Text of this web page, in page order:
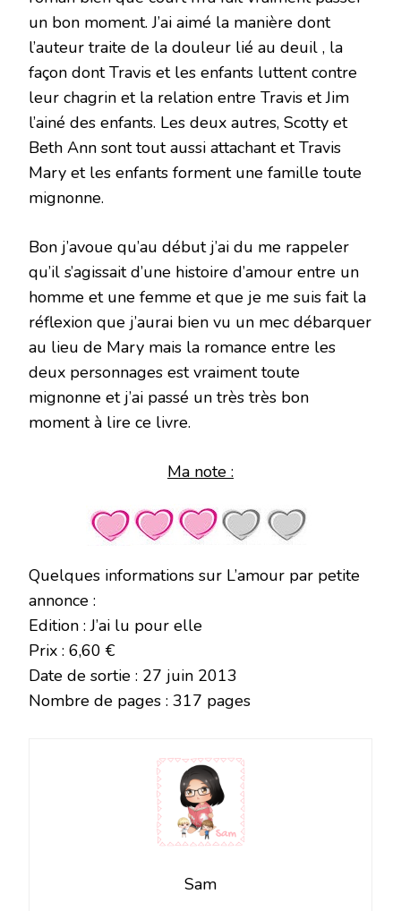
un bon moment. J’ai aimé la manière dont
l’auteur traite de la douleur lié au deuil , la
façon dont Travis et les enfants luttent contre
leur chagrin et la relation entre Travis et Jim
l’ainé des enfants. Les deux autres, Scotty et
Beth Ann sont tout aussi attachant et Travis
Mary et les enfants forment une famille toute
mignonne.
Bon j’avoue qu’au début j’ai du me rappeler
qu’il s’agissait d’une histoire d’amour entre un
homme et une femme et que je me suis fait la
réflexion que j’aurai bien vu un mec débarquer
au lieu de Mary mais la romance entre les
deux personnages est vraiment toute
mignonne et j’ai passé un très très bon
moment à lire ce livre.
Ma note :
Quelques informations sur L’amour par petite
annonce :
Edition : J’ai lu pour elle
Prix : 6,60 €
Date de sortie : 27 juin 2013
Nombre de pages : 317 pages
Sam